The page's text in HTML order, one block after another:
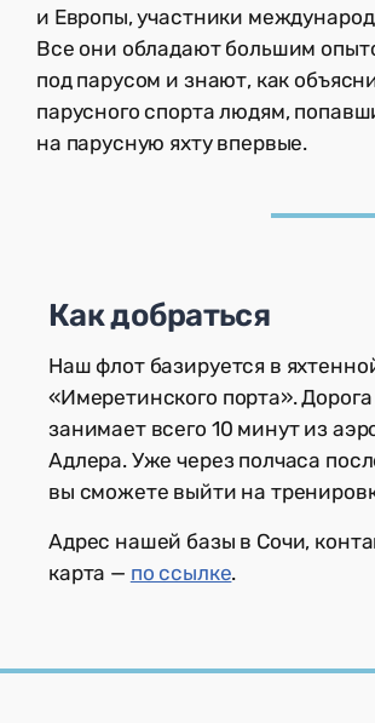
и Европы, участники
Все они обладают большим
под парусом и знают, как
парусного спорта людям,
на парусную яхту впервые.
Как добраться
Наш флот базируется в
«Имеретинского порта». Дорога
занимает всего 10 минут из
Адлера. Уже через полчаса
вы сможете выйти на
Адрес нашей базы в Сочи,
карта — по ссылке.